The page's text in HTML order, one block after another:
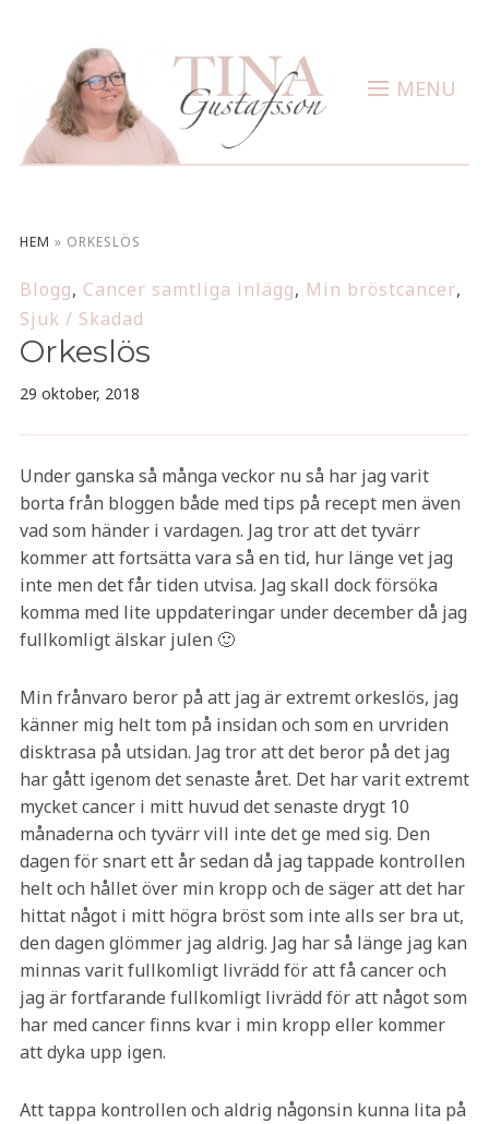
MENU
HEM » ORKESLÖS
Blogg, Cancer samtliga inlägg, Min bröstcancer,
Sjuk / Skadad
Orkeslös
29 oktober, 2018
Under ganska så många veckor nu så har jag varit
borta från bloggen både med tips på recept men även
vad som händer i vardagen. Jag tror att det tyvärr
kommer att fortsätta vara så en tid, hur länge vet jag
inte men det får tiden utvisa. Jag skall dock försöka
komma med lite uppdateringar under december då jag
fullkomligt älskar julen 🙂
Min frånvaro beror på att jag är extremt orkeslös, jag
känner mig helt tom på insidan och som en urvriden
disktrasa på utsidan. Jag tror att det beror på det jag
har gått igenom det senaste året. Det har varit extremt
mycket cancer i mitt huvud det senaste drygt 10
månaderna och tyvärr vill inte det ge med sig. Den
dagen för snart ett år sedan då jag tappade kontrollen
helt och hållet över min kropp och de säger att det har
hittat något i mitt högra bröst som inte alls ser bra ut,
den dagen glömmer jag aldrig. Jag har så länge jag kan
minnas varit fullkomligt livrädd för att få cancer och
jag är fortfarande fullkomligt livrädd för att något som
har med cancer finns kvar i min kropp eller kommer
att dyka upp igen.
Att tappa kontrollen och aldrig någonsin kunna lita på